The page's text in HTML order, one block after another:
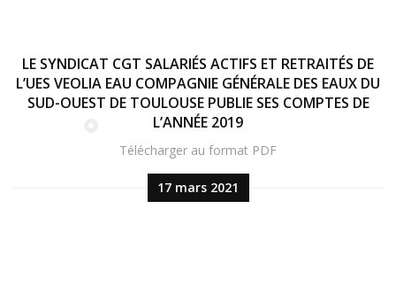
17 mars 2021
LE SYNDICAT CGT SALARIÉS ACTIFS ET RETRAITÉS DE
L’UES VEOLIA EAU COMPAGNIE GÉNÉRALE DES EAUX DU
SUD-OUEST DE TOULOUSE PUBLIE SES COMPTES DE
L’ANNÉE 2019
Télécharger au format PDF